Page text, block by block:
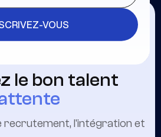
VOUS
le bon talent
recrutement, l'intégration et